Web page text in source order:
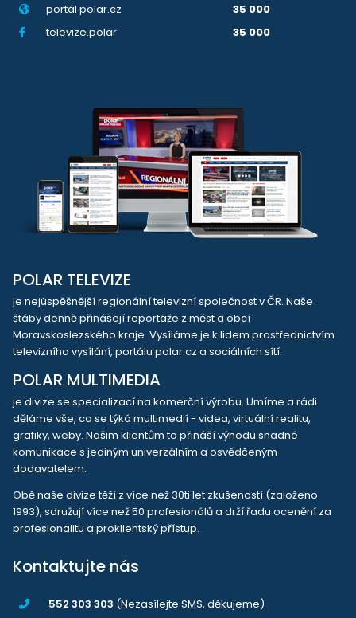
portál polar.cz
35 000
televize.polar
35 000
POLAR TELEVIZE
je nejúspěšnější regionální televizní společnost v ČR. Naše
štáby denně přinášejí reportáže z měst a obcí
Moravskoslezského kraje. Vysíláme je k lidem prostřednictvím
televizního vysílání, portálu polar.cz a sociálních sítí.
POLAR MULTIMEDIA
je divize se specializací na komerční výrobu. Umíme a rádi
děláme vše, co se týká multimedií - videa, virtuální realitu,
grafiky, weby. Našim klientům to přináší výhodu snadné
komunikace s jediným univerzálním a osvědčeným
dodavatelem.
Obě naše divize těží z více než 30ti let zkušeností (založeno
1993), sdružují více než 50 profesionálů a drží řadu ocenění za
profesionalitu a proklientský přístup.
Kontaktujte nás
552 303 303 (Nezasílejte SMS, děkujeme)